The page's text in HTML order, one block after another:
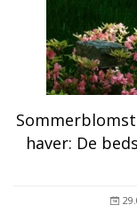
haver: De